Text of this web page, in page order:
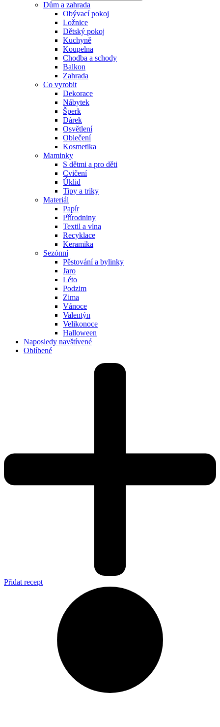
Dům a zahrada
Obývací pokoj
Ložnice
Dětský pokoj
Kuchyně
Koupelna
Chodba a schody
Balkon
Zahrada
Co vyrobit
Dekorace
Nábytek
Šperk
Dárek
Osvětlení
Oblečení
Kosmetika
Maminky
S dětmi a pro děti
Cvičení
Úklid
Tipy a triky
Materiál
Papír
Přírodniny
Textil a vlna
Recyklace
Keramika
Sezónní
Pěstování a bylinky
Jaro
Léto
Podzim
Zima
Vánoce
Valentýn
Velikonoce
Halloween
Naposledy navštívené
Oblíbené
Přidat recept